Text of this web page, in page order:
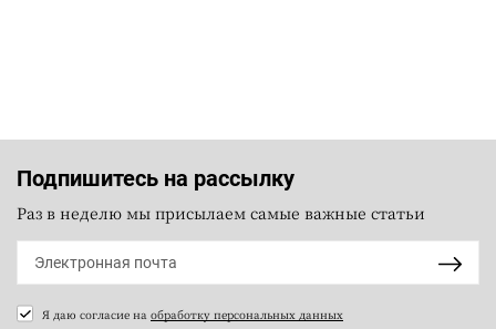
Подпишитесь на рассылку
Раз в неделю мы присылаем самые важные статьи
Я даю согласие на обработку персональных данных